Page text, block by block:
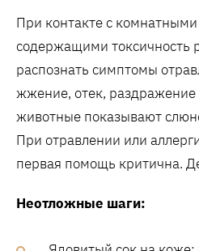
При контакте с
содержащими токсичность
распознать симптомы
жжение, отек,
животные показывают
При отравлении или
первая помощь критична.
Неотложные шаги: